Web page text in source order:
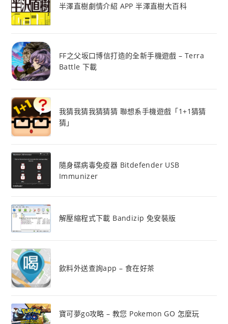
半澤直樹劇情介紹 APP 半澤直樹大百科
FF之父坂口博信打造的全新手機遊戲 – Terra
Battle 下載
我猜我猜我猜猜猜 聯想系手機遊戲「1+1猜猜
猜」
隨身碟病毒免疫器 Bitdefender USB
Immunizer
解壓縮程式下載 Bandizip 免安裝版
飲料外送查詢app – 食在好茶
寶可夢go攻略 – 教您 Pokemon GO 怎麼玩